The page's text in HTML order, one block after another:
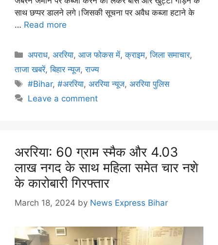
साथ छप्पर डालने लगे।जिसकी सूचना पर अवैध कब्जा हटाने के
… Read more
अपराध,अररिया,आज फोकस में,क्राइम,जिला समाचार,
ताजा खबरें,बिहार न्यूज,राज्य
#Bihar,#अररिया,अररिया न्यूज,अररिया पुलिस
Leave a comment
अररिया: 60 ग्राम स्मैक और 4.03
लाख नगद के साथ महिला समेत चार नशे
के कारोबारी गिरफ्तार
March 18, 2024 by News Express Bihar